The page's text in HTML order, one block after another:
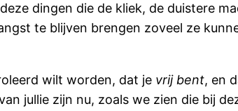
dingen die de kliek, de duistere
te blijven brengen zoveel ze
wilt worden, dat je vrij bent, en
jullie zijn nu, zoals we zien die bij